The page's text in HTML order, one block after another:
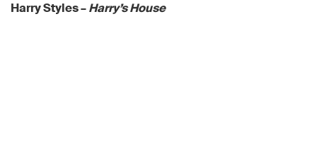
Harry Styles –Harry’s House